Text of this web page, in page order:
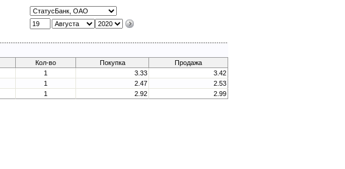
Кол-во Покупка
Продажа
1 3.33
3.42
1 2.47
2.53
1 2.92 2.99